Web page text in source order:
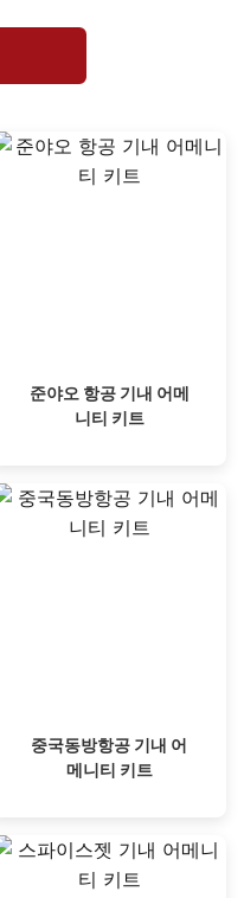
준야오 항공 기내 어메
니티 키트
중국동방항공 기내 어
메니티 키트